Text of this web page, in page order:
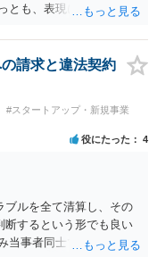
とも、表現に違和感があ
を運営する際には、「当
「ABCWS」を使う等で
請求と違法契約
#スタートアップ・新規事業
役にたった 4
ブルを全て清算し、その
断するという形でも良い
当事者同士での解決が困